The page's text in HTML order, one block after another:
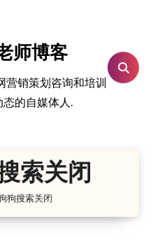
师博客
销策划咨询和培训
的自媒体人.
索关闭
狗搜索关闭